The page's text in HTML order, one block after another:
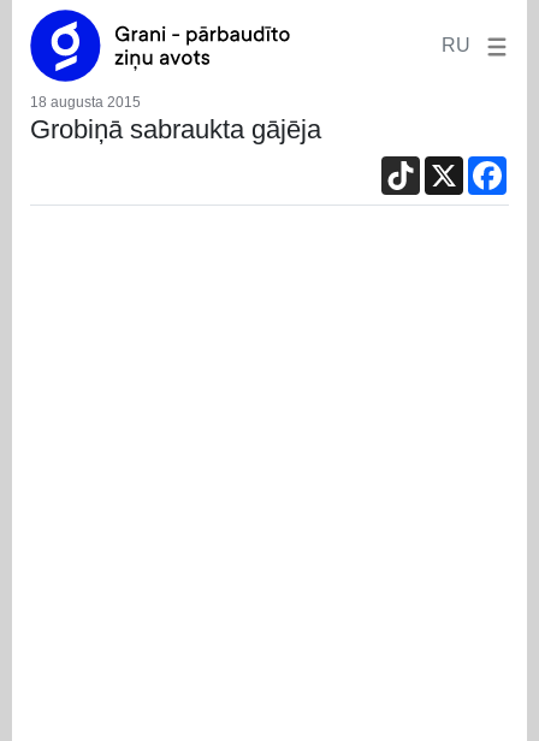
RU
18 augusta 2015
Grobiņā sabraukta gājēja
TikTok
X